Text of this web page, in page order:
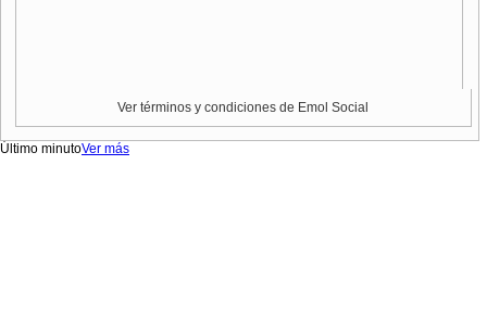
Ver términos y condiciones de Emol Social
Último minutoVer más